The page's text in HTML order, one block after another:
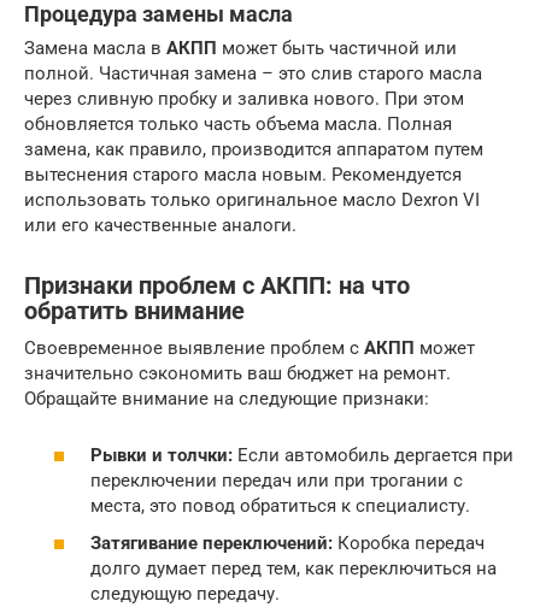
Процедура замены масла
Замена масла в АКПП может быть частичной или
полной. Частичная замена – это слив старого масла
через сливную пробку и заливка нового. При этом
обновляется только часть объема масла. Полная
замена, как правило, производится аппаратом путем
вытеснения старого масла новым. Рекомендуется
использовать только оригинальное масло Dexron VI
или его качественные аналоги.
Признаки проблем с АКПП: на что
обратить внимание
Своевременное выявление проблем с АКПП может
значительно сэкономить ваш бюджет на ремонт.
Обращайте внимание на следующие признаки:
Рывки и толчки: Если автомобиль дергается при
переключении передач или при трогании с
места, это повод обратиться к специалисту.
Затягивание переключений: Коробка передач
долго думает перед тем, как переключиться на
следующую передачу.